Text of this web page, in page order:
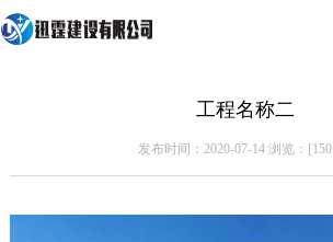
工程名称二
发布时间：2020-07-14 浏览：[150